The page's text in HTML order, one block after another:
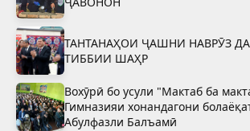
ТАНТАНАҲОИ ҶАШНИ НАВРӮЗ
ТИББИИ ШАҲР
Вохӯрӣ бо усули "Мактаб ба
Гимназияи хонандагони
Абулфазли Балъамӣ